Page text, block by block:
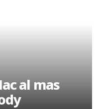
al mas